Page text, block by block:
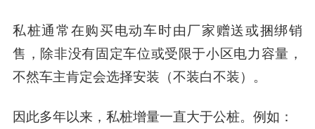
私桩通常在购买电动车时由厂家赠送或捆绑销
售，除非没有固定车位或受限于小区电力容量，
不然车主肯定会选择安装（不装白不装）。
因此多年以来，私桩增量一直大于公桩。例如：